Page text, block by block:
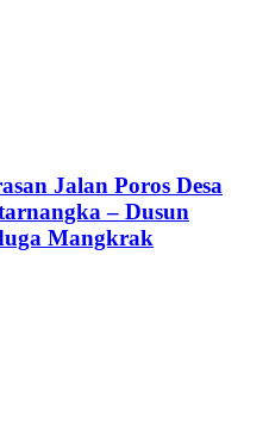
Jalan Poros Desa
– Dusun
Mangkrak